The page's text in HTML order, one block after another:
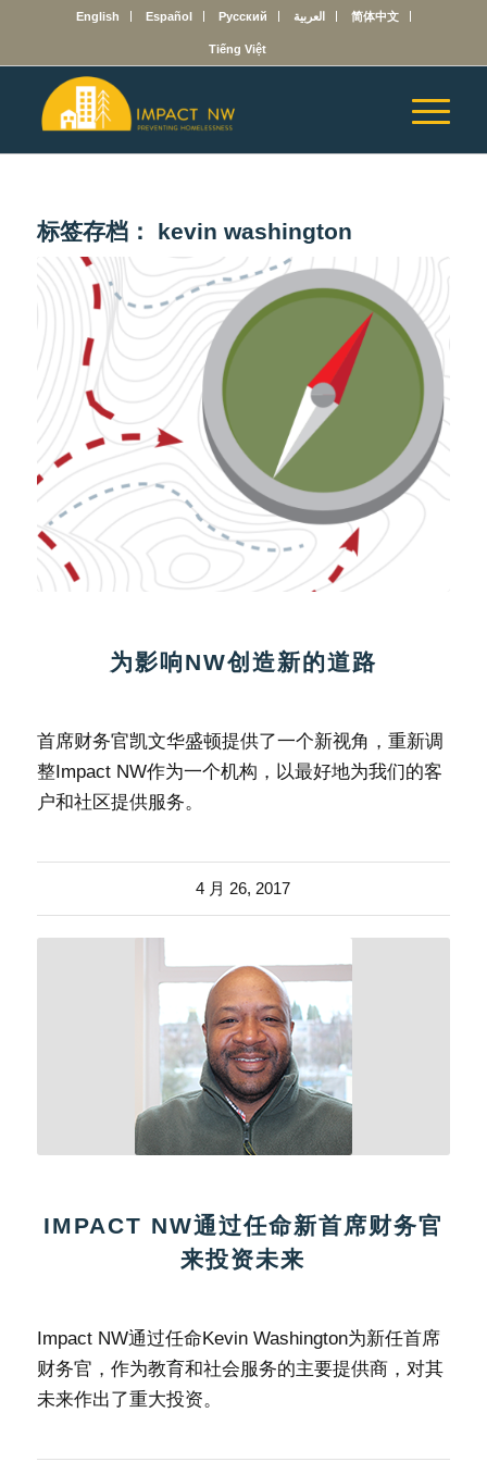
English Español Русский العربية 简体中文
Tiếng Việt
标签存档： kevin washington
为影响NW创造新的道路
首席财务官凯文华盛顿提供了一个新视角，重新调
整Impact NW作为一个机构，以最好地为我们的客
户和社区提供服务。
4 月 26, 2017
IMPACT NW通过任命新首席财务官
来投资未来
Impact NW通过任命Kevin Washington为新任首席
财务官，作为教育和社会服务的主要提供商，对其
未来作出了重大投资。